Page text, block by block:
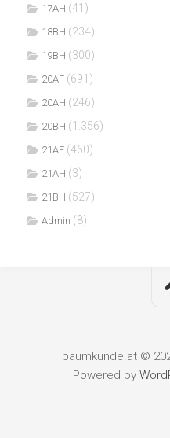
17AH (41)
18BH (234)
19BH (300)
20AF (691)
20AH (246)
20BH (1.356)
21AF (460)
21AH (3)
21BH (527)
Admin (8)
baumkunde.at ©
Powered by